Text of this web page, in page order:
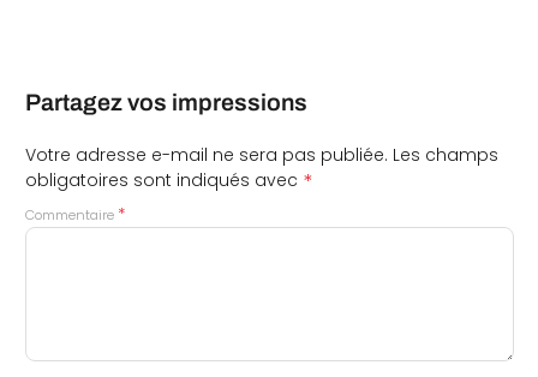
Partagez vos impressions
Votre adresse e-mail ne sera pas publiée. Les champs
obligatoires sont indiqués avec *
Commentaire *